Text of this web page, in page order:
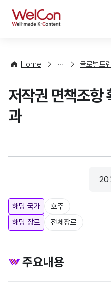
WelCon
Home
향
계
글로벌트
저작권 면책조항
과
등
해당 국가
호주
해당 장르
전체장르
주요내용